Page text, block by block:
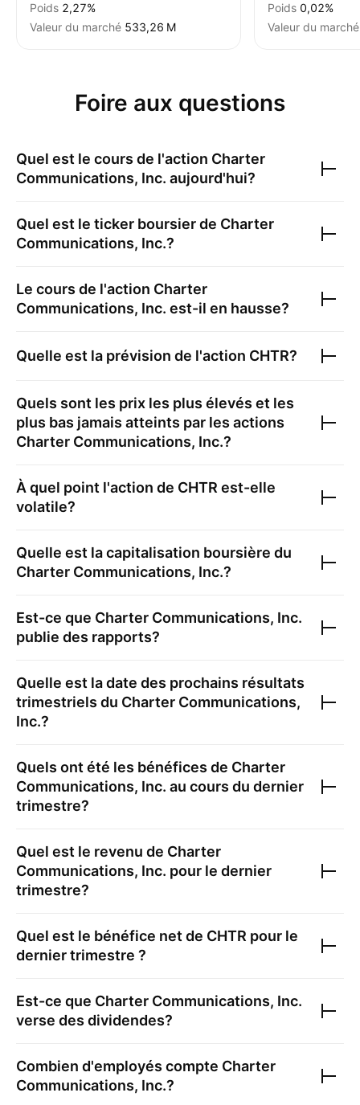
Poids 2,27%
Valeur du marché ‪533,26 M‬
Poids 0,02%
Valeur du marché
Foire aux questions
Quel est le cours de l'action Charter
Communications, Inc. aujourd'hui?
Quel est le ticker boursier de Charter
Communications, Inc.?
Le cours de l'action Charter
Communications, Inc. est-il en hausse?
Quelle est la prévision de l'action CHTR?
Quels sont les prix les plus élevés et les
plus bas jamais atteints par les actions
Charter Communications, Inc.?
À quel point l'action de CHTR est-elle
volatile?
Quelle est la capitalisation boursière du
Charter Communications, Inc.?
Est-ce que Charter Communications, Inc.
publie des rapports?
Quelle est la date des prochains résultats
trimestriels du Charter Communications,
Inc.?
Quels ont été les bénéfices de Charter
Communications, Inc. au cours du dernier
trimestre?
Quel est le revenu de Charter
Communications, Inc. pour le dernier
trimestre?
Quel est le bénéfice net de CHTR pour le
dernier trimestre ?
Est-ce que Charter Communications, Inc.
verse des dividendes?
Combien d'employés compte Charter
Communications, Inc.?